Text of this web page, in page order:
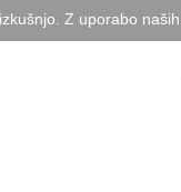
Z uporabo